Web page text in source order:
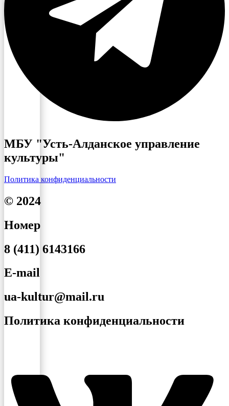
МБУ "Усть-Алданское управление
культуры"
Политика конфиденциальности
© 2024
Номер
8 (411) 6143166
E-mail
ua-kultur@mail.ru
Политика конфиденциальности